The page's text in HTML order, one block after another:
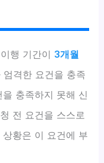
행 기간이 3개월
격한 요건을 충족
충족하지 못해 신
전 요건을 스스로
황은 이 요건에 부